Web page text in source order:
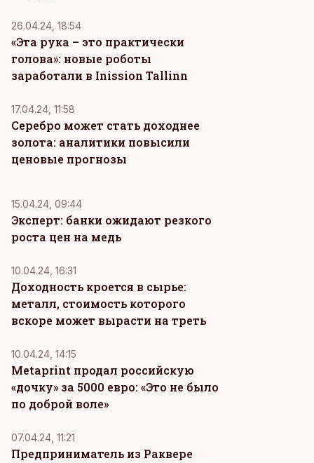
26.04.24, 18:54
«Эта рука – это практически
голова»: новые роботы
заработали в Inission Tallinn
17.04.24, 11:58
Серебро может стать доходнее
золота: аналитики повысили
ценовые прогнозы
15.04.24, 09:44
Эксперт: банки ожидают резкого
роста цен на медь
10.04.24, 16:31
Доходность кроется в сырье:
металл, стоимость которого
вскоре может вырасти на треть
10.04.24, 14:15
Metaprint продал российскую
«дочку» за 5000 евро: «Это не было
по доброй воле»
07.04.24, 11:21
Предприниматель из Раквере